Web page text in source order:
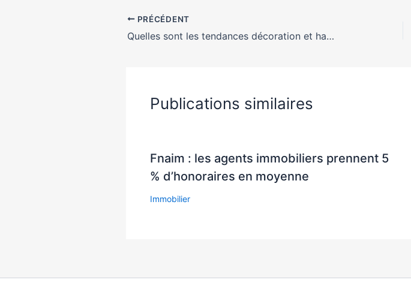
PRÉCÉDENT
Quelles sont les tendances décoration et habitat en 2020 ?
Publications similaires
Fnaim : les agents immobiliers prennent 5
% d’honoraires en moyenne
Immobilier